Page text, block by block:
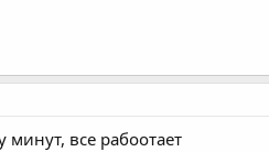
все рабоотает